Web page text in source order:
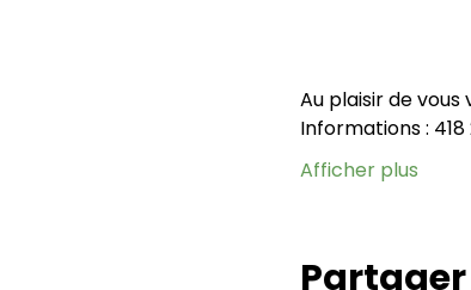
Au plaisir de vous
Informations :
Afficher plus